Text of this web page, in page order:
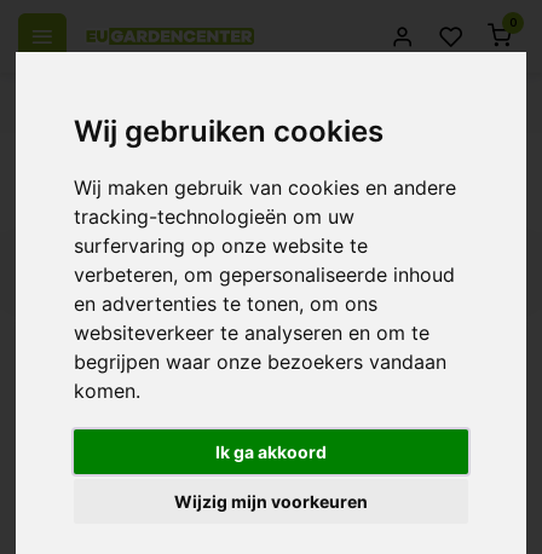
Wij gebruiken cookies
Wij maken gebruik van cookies en andere
tracking-technologieën om uw
surfervaring op onze website te
verbeteren, om gepersonaliseerde inhoud
en advertenties te tonen, om ons
websiteverkeer te analyseren en om te
begrijpen waar onze bezoekers vandaan
komen.
Ik ga akkoord
Wijzig mijn voorkeuren
0
Producten getagd met neon
€51,70